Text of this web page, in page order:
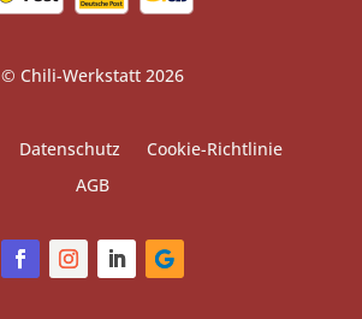
© Chili-Werkstatt 2026
Datenschutz
Cookie-Richtlinie
AGB